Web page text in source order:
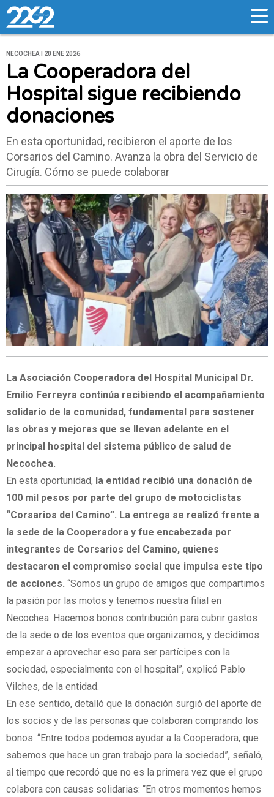
NECOCHEA | 20 ENE 2026
La Cooperadora del
Hospital sigue recibiendo
donaciones
En esta oportunidad, recibieron el aporte de los
Corsarios del Camino. Avanza la obra del Servicio de
Cirugía. Cómo se puede colaborar
La Asociación Cooperadora del Hospital Municipal Dr.
Emilio Ferreyra continúa recibiendo el acompañamiento
solidario de la comunidad, fundamental para sostener
las obras y mejoras que se llevan adelante en el
principal hospital del sistema público de salud de
Necochea.
En esta oportunidad, la entidad recibió una donación de
100 mil pesos por parte del grupo de motociclistas
“Corsarios del Camino”. La entrega se realizó frente a
la sede de la Cooperadora y fue encabezada por
integrantes de Corsarios del Camino, quienes
destacaron el compromiso social que impulsa este tipo
de acciones. “Somos un grupo de amigos que compartimos
la pasión por las motos y tenemos nuestra filial en
Necochea. Hacemos bonos contribución para cubrir gastos
de la sede o de los eventos que organizamos, y decidimos
empezar a aprovechar eso para ser partícipes con la
sociedad, especialmente con el hospital”, explicó Pablo
Vilches, de la entidad.
En ese sentido, detalló que la donación surgió del aporte de
los socios y de las personas que colaboran comprando los
bonos. “Entre todos podemos ayudar a la Cooperadora, que
sabemos que hace un gran trabajo para la sociedad”, señaló,
al tiempo que recordó que no es la primera vez que el grupo
colabora con causas solidarias: “En otros momentos hemos